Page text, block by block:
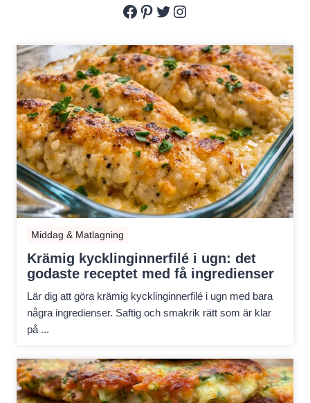
Facebook
Pinterest
Twitter
Instagram
Middag & Matlagning
Krämig kycklinginnerfilé i ugn: det
godaste receptet med få ingredienser
Lär dig att göra krämig kycklinginnerfilé i ugn med bara
några ingredienser. Saftig och smakrik rätt som är klar
på ...